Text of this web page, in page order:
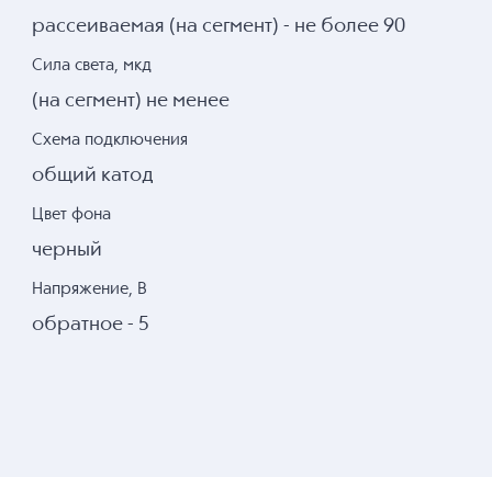
рассеиваемая (на сегмент) - не более 90
Сила света, мкд
(на сегмент) не менее
Схема подключения
общий катод
Цвет фона
черный
Напряжение, В
обратное - 5